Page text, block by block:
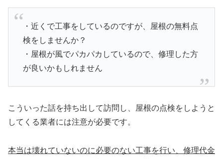
・近くで工事をしているのですが、屋根の無料点
検をしませんか？
・屋根が風でパカパカしているので、修理した方
が良いかもしれません
こういった話を持ち出して訪問し、屋根の点検をしようと
してくる業者には注意が必要です。
本当は壊れていないのに必要のない工事を行い、修理代金